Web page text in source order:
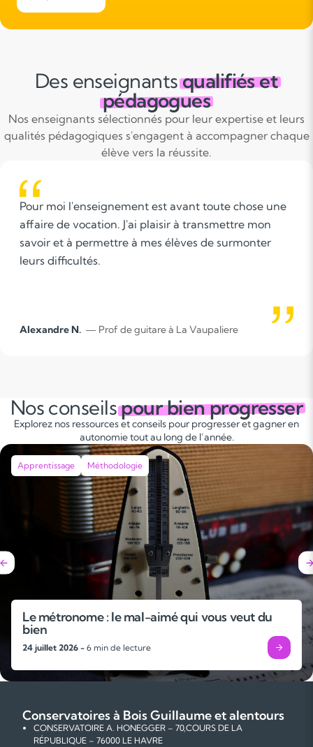
Des enseignantsqualifiés et
pédagogues
Nos enseignants sélectionnés pour leur expertise et leurs
qualités pédagogiques s'engagent à accompagner chaque
élève vers la réussite.
Pour moi l'enseignement est avant toute chose une
affaire de vocation. J'ai plaisir à transmettre mon
savoir et à permettre à mes élèves de surmonter
leurs difficultés.
Alexandre N. — Prof de guitare à La Vaupaliere
Nos conseilspour bien progresser
Explorez nos ressources et conseils pour progresser et gagner en
autonomie tout au long de l’année.
Apprentissage Méthodologie
Le métronome : le mal-aimé qui vous veut du
bien
24 juillet 2026 - 6 min de lecture
Conservatoires à Bois Guillaume et alentours
CONSERVATOIRE A. HONEGGER – 70,COURS DE LA
RÉPUBLIQUE – 76000 LE HAVRE